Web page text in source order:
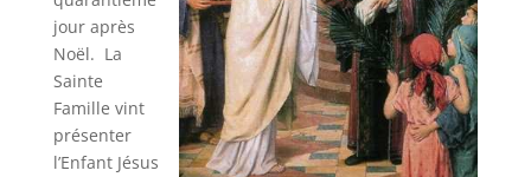
jour après
Noël. La
Sainte
Famille vint
présenter
l’Enfant Jésus